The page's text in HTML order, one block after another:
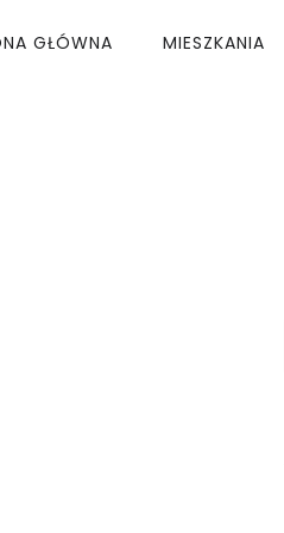
GŁÓWNA MIESZKANIA